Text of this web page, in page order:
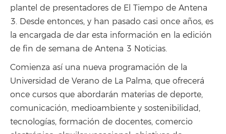
plantel de presentadores de El Tiempo de Antena
3. Desde entonces, y han pasado casi once años, es
la encargada de dar esta información en la edición
de fin de semana de Antena 3 Noticias.
Comienza así una nueva programación de la
Universidad de Verano de La Palma, que ofrecerá
once cursos que abordarán materias de deporte,
comunicación, medioambiente y sostenibilidad,
tecnologías, formación de docentes, comercio